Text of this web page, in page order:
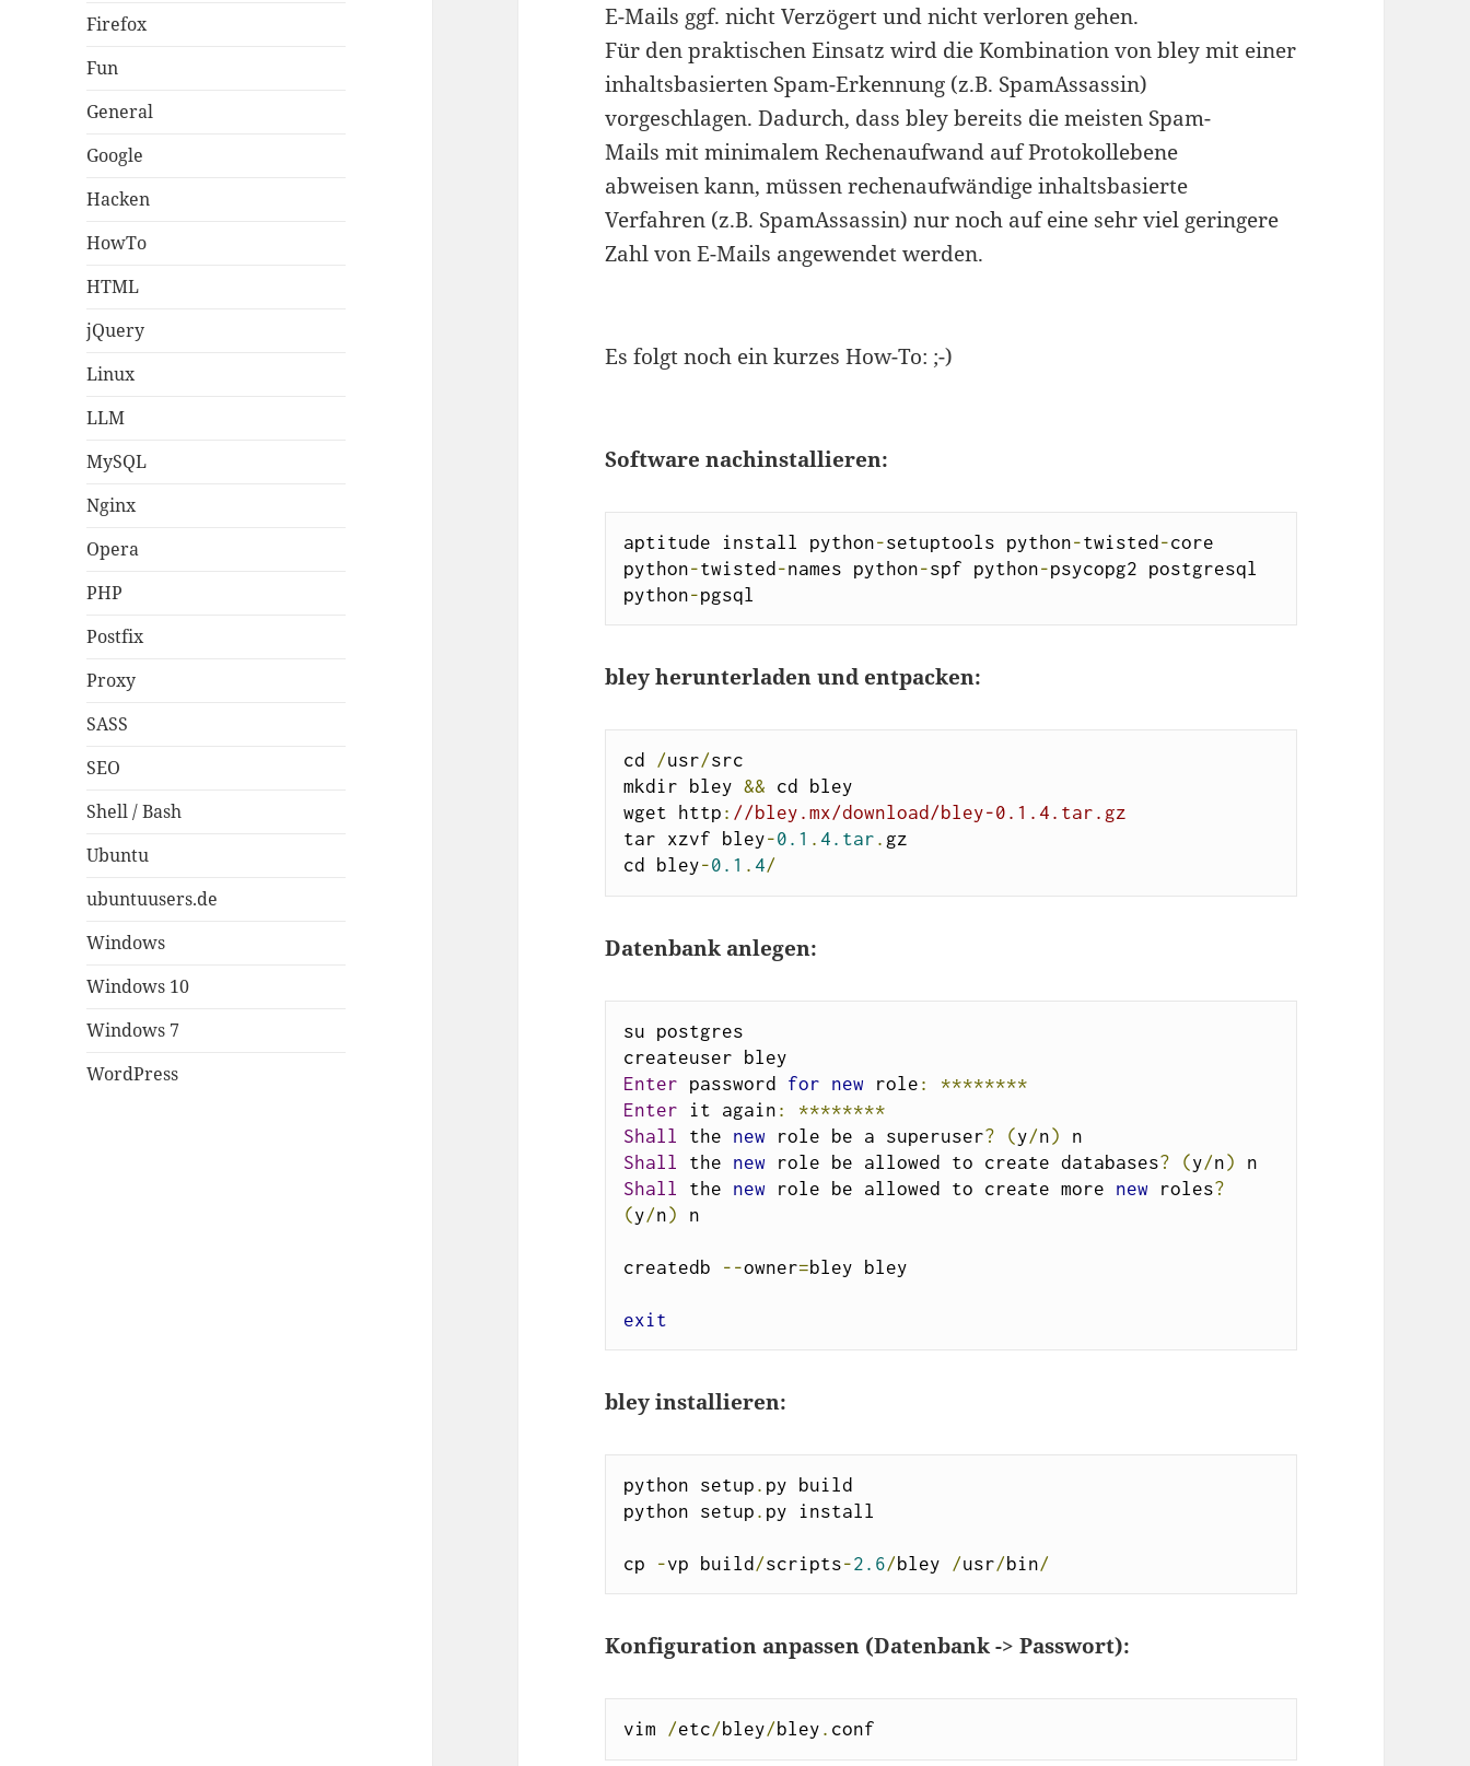
Firefox
Fun
General
Google
Hacken
HowTo
HTML
jQuery
Linux
LLM
MySQL
Nginx
Opera
PHP
Postfix
Proxy
SASS
SEO
Shell / Bash
Ubuntu
ubuntuusers.de
Windows
Windows 10
Windows 7
WordPress
E-Mails ggf. nicht Verzögert und nicht verloren gehen.
Für den praktischen Einsatz wird die Kombination von bley mit einer
inhaltsbasierten Spam-Erkennung (z.B. SpamAssassin)
vorgeschlagen. Dadurch, dass bley bereits die meisten Spam-
Mails mit minimalem Rechenaufwand auf Protokollebene
abweisen kann, müssen rechenaufwändige inhaltsbasierte
Verfahren (z.B. SpamAssassin) nur noch auf eine sehr viel geringere
Zahl von E-Mails angewendet werden.
Es folgt noch ein kurzes How-To: ;-)
Software nachinstallieren:
aptitude install python-setuptools python-twisted -core
python-twisted -names python-spf python-psycopg2 postgresql
python-pgsql
bley herunterladen und entpacken:
cd /usr/src
mkdir bley && cd bley
wget http : //bley.mx/download/bley-0.1.4.tar.gz
tar xzvf bley-0.1 . 4.tar . gz
cd bley-0.1 . 4/
Datenbank anlegen:
su postgres
Enter password for new role :
********
Enter it again :
********
Shall the new role be a superuser? (y/n)
Shall the new role be allowed to create databases? (y/n)
Shall the new role be allowed to create more new roles?
(y/n) n
createdb --owner=bley bley
exit
bley installieren:
python setup . py build
python setup . py install
cp -vp build /scripts-2.6/bley /usr/bin/
Konfiguration anpassen (Datenbank -> Passwort):
vim /etc/bley/bley . conf